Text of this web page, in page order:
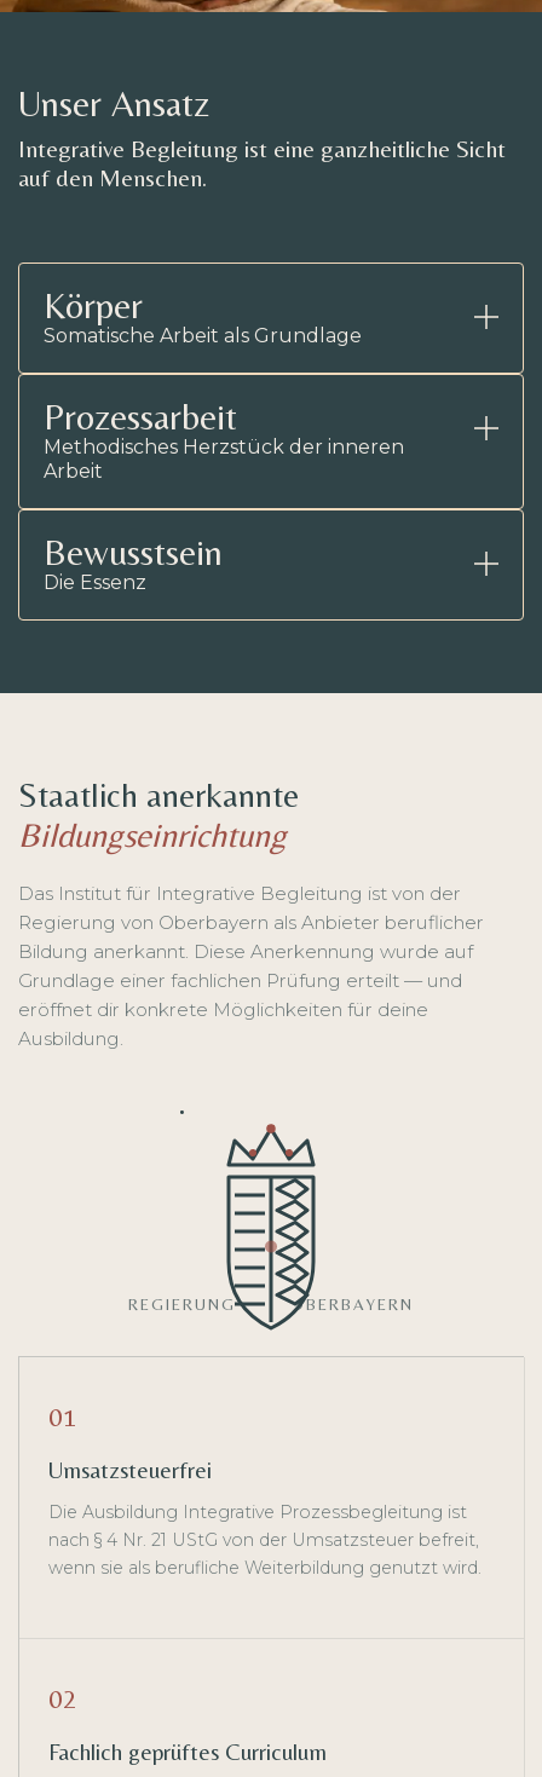
Unser Ansatz
Integrative Begleitung ist eine ganzheitliche Sicht
auf den Menschen.
Körper
Somatische Arbeit als Grundlage
Prozessarbeit
Methodisches Herzstück der inneren
Arbeit
Bewusstsein
Die Essenz
Staatlich anerkannte
Bildungseinrichtung
Das Institut für Integrative Begleitung ist von der
Regierung von Oberbayern als Anbieter beruflicher
Bildung anerkannt. Diese Anerkennung wurde auf
Grundlage einer fachlichen Prüfung erteilt — und
eröffnet dir konkrete Möglichkeiten für deine
Ausbildung.
REGIERUNG VON OBERBAYERN
01
Umsatzsteuerfrei
Die Ausbildung Integrative Prozessbegleitung ist
nach § 4 Nr. 21 UStG von der Umsatzsteuer befreit,
wenn sie als berufliche Weiterbildung genutzt wird.
02
Fachlich geprüftes Curriculum